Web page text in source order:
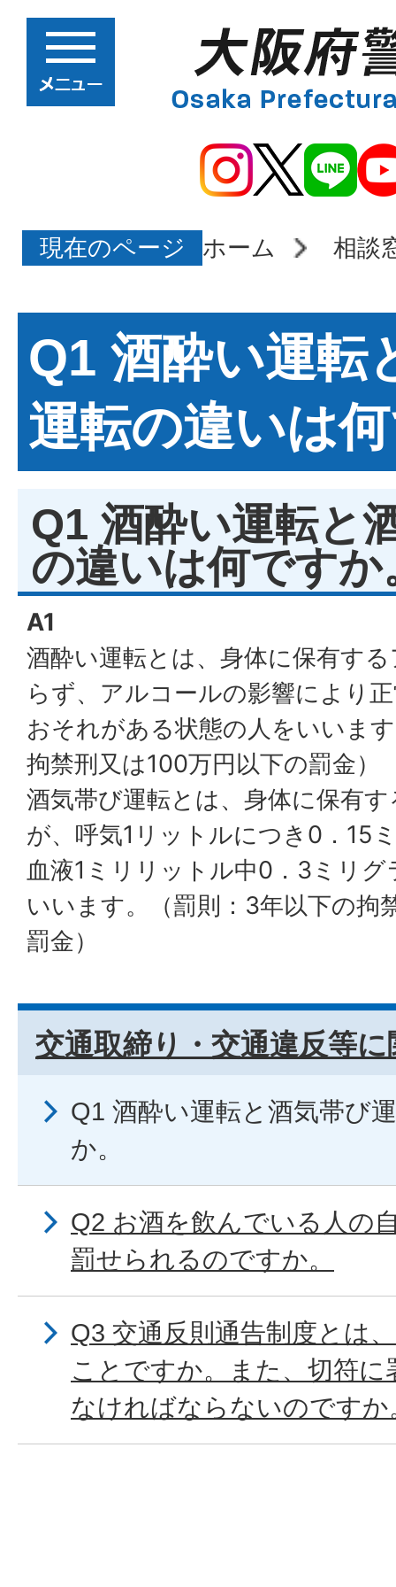
現在のページ ホーム 相談
Q1 酒酔い運転
運転の違いは
Q1 酒酔い運転と
の違いは何ですか
A1
酒酔い運転とは、身体に保有す
らず、アルコールの影響により
おそれがある状態の人をいいま
拘禁刑又は100万円以下の罰金）
酒気帯び運転とは、身体に保有
が、呼気1リットルにつき0．15
血液1ミリリットル中0．3ミリ
いいます。（罰則：3年以下の拘
罰金）
交通取締り・交通違反等
Q1 酒酔い運転と酒気帯び
か。
Q2 お酒を飲んでいる人の
罰せられるのですか。
Q3 交通反則通告制度とは
ことですか。また、切符に
なければならないのですか